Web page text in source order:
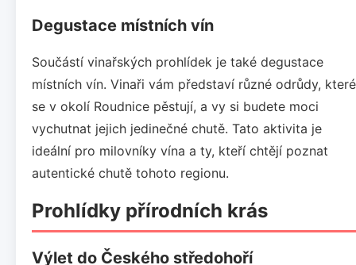
Degustace místních vín
Součástí vinařských prohlídek je také degustace
místních vín. Vinaři vám představí různé odrůdy, které
se v okolí Roudnice pěstují, a vy si budete moci
vychutnat jejich jedinečné chutě. Tato aktivita je
ideální pro milovníky vína a ty, kteří chtějí poznat
autentické chutě tohoto regionu.
Prohlídky přírodních krás
Výlet do Českého středohoří